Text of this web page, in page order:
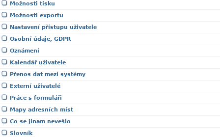
Možnosti tisku
Možnosti exportu
Nastavení přístupu uživatele
Osobní údaje, GDPR
Oznámení
Kalendář uživatele
Přenos dat mezi systémy
Externí uživatelé
Práce s formuláři
Mapy adresních míst
Co se jinam nevešlo
Slovník